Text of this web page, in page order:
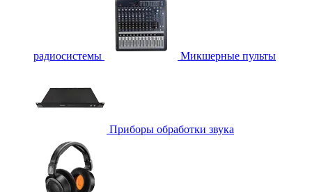
радиосистемы Микшерные пульты
Приборы обработки звука